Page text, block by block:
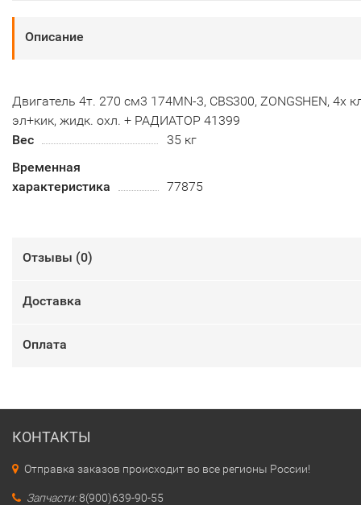
Описание
Двигатель 4т. 270 см3 174MN-3, CBS300, ZONGSHEN, 4х
эл+кик, жидк. охл. + РАДИАТОР 41399
Вес
35 кг
Временная
характеристика
77875
Отзывы (0)
Доставка
Оплата
КОНТАКТЫ
Отправка заказов происходит во все регионы России!
Запчасти:8(900)639-90-55